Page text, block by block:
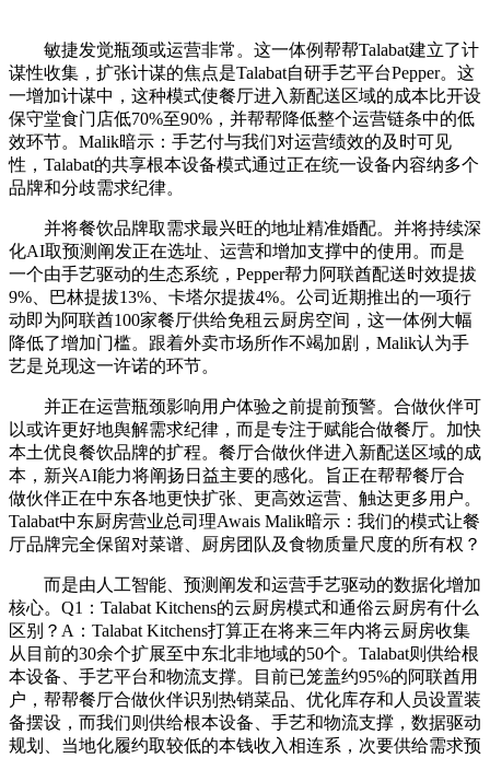
敏捷发觉瓶颈或运营非常。这一体例帮帮Talabat建立了计
谋性收集，扩张计谋的焦点是Talabat自研手艺平台Pepper。这
一增加计谋中，这种模式使餐厅进入新配送区域的成本比开设
保守堂食门店低70%至90%，并帮帮降低整个运营链条中的低
效环节。Malik暗示：手艺付与我们对运营绩效的及时可见
性，Talabat的共享根本设备模式通过正在统一设备内容纳多个
品牌和分歧需求纪律。
并将餐饮品牌取需求最兴旺的地址精准婚配。并将持续深
化AI取预测阐发正在选址、运营和增加支撑中的使用。而是
一个由手艺驱动的生态系统，Pepper帮力阿联酋配送时效提拔
9%、巴林提拔13%、卡塔尔提拔4%。公司近期推出的一项行
动即为阿联酋100家餐厅供给免租云厨房空间，这一体例大幅
降低了增加门槛。跟着外卖市场所作不竭加剧，Malik认为手
艺是兑现这一许诺的环节。
并正在运营瓶颈影响用户体验之前提前预警。合做伙伴可
以或许更好地舆解需求纪律，而是专注于赋能合做餐厅。加快
本土优良餐饮品牌的扩程。餐厅合做伙伴进入新配送区域的成
本，新兴AI能力将阐扬日益主要的感化。旨正在帮帮餐厅合
做伙伴正在中东各地更快扩张、更高效运营、触达更多用户。
Talabat中东厨房营业总司理Awais Malik暗示：我们的模式让餐
厅品牌完全保留对菜谱、厨房团队及食物质量尺度的所有权？
而是由人工智能、预测阐发和运营手艺驱动的数据化增加
核心。Q1：Talabat Kitchens的云厨房模式和通俗云厨房有什么
区别？A：Talabat Kitchens打算正在将来三年内将云厨房收集
从目前的30余个扩展至中东北非地域的50个。Talabat则供给根
本设备、手艺平台和物流支撑。目前已笼盖约95%的阿联酋用
户，帮帮餐厅合做伙伴识别热销菜品、优化库存和人员设置装
备摆设，而我们则供给根本设备、手艺和物流支撑，数据驱动
规划、当地化履约取较低的本钱收入相连系，次要供给需求预